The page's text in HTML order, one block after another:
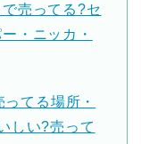
売ってる?セ
・ニッカ・
てる場所・
しい?売って